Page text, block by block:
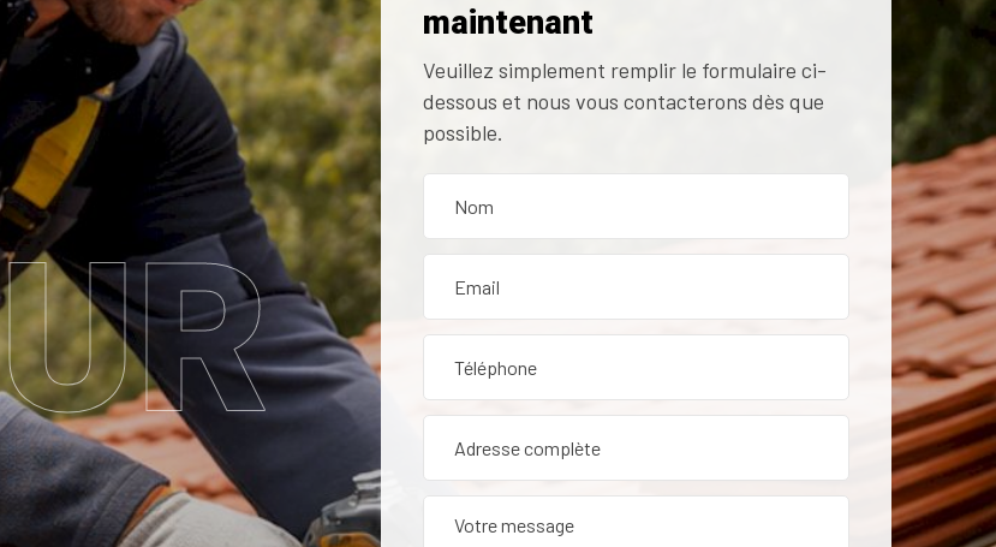
rénovation et entretien de toiture dans le
maintenant
Veuillez simplement remplir le formulaire ci-
dessous et nous vous contacterons dès que
possible.